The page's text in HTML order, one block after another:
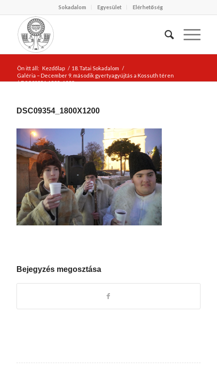
Sokadalom Egyesület Elérhetőség
Ön itt áll: Kezdőlap / 18. Tatai Sokadalom /
Galéria – December 9. második gyertyagyújtás a Kossuth téren
/ DSC09354_1800x1200
DSC09354_1800X1200
Bejegyzés megosztása